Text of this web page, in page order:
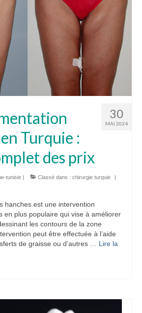
30
MAI 2024
Turquie :
des prix
tunisie | Classé dans : chirurgie turquie
|
hanches est une intervention
en plus populaire qui vise à améliorer
les contours de la zone
peut être effectuée à l’aide
de graisse ou d’autres … Lire la